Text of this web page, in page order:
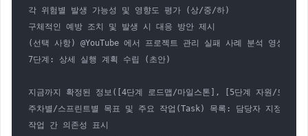
각 위험별 발생 가능성 및 영향도 평가 (상/중/하)
구체적인 예방 조치 및 발생 시 대응 방안 제시
(선택 사항) @YouTube 에서 프로젝트 관리 실패 사례 분석 영상 검
7단계: 상세 실행 계획 수립 (초안)
지금까지 확정된 정보([4단계 로드맵/마일스톤], [5단계 자원/도구
주차별/스프린트별 목표 및 주요 작업(Task) 목록: 담당자 지정(가능
작업 간 의존성 표시